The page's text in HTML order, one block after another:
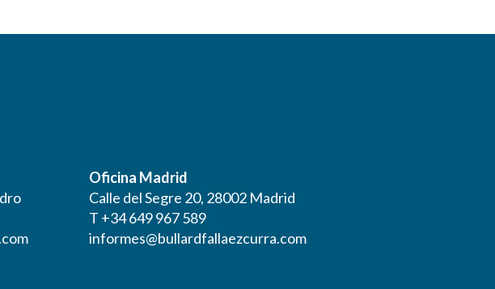
Oficina Madrid
Calle del Segre 20, 28002 Madrid
T +34 649 967 589
informes@bullardfallaezcurra.com